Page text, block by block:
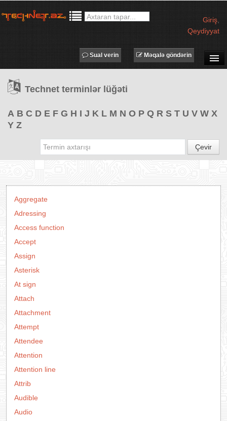
Giriş
Qeydiyyat
TƏDBİRLƏR
PROQRAMLAR
Məqalə göndərin
Sual verin
Technet terminlər lüğəti
A B C D E F G H I J K L M N O P Q R S T U V W X
Y Z
Çevir
Aggregate
Adressing
Access function
Accept
Assign
Asterisk
At sign
Attach
Attachment
Attempt
Attendee
Attention
Attention line
Attrib
Audible
Audio